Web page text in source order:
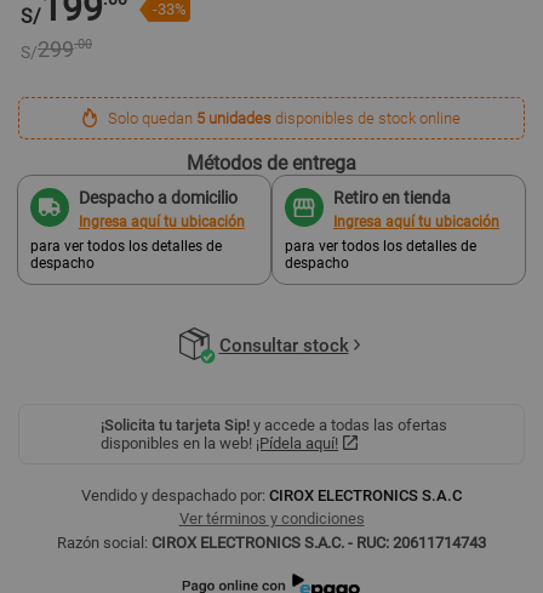
S/ -33%
S/299.00
Solo quedan 5 unidades disponibles de stock online
Métodos de entrega
Despacho a domicilio
Ingresa aquí tu ubicación
para ver todos los detalles de
despacho
Retiro en tienda
Ingresa aquí tu ubicación
para ver todos los detalles de
despacho
Consultar stock
¡Solicita tu tarjeta Sip! y accede a todas las ofertas
disponibles en la web! ¡Pídela aquí!
Vendido y despachado por: CIROX ELECTRONICS S.A.C
Ver términos y condiciones
Razón social: CIROX ELECTRONICS S.A.C. - RUC: 20611714743